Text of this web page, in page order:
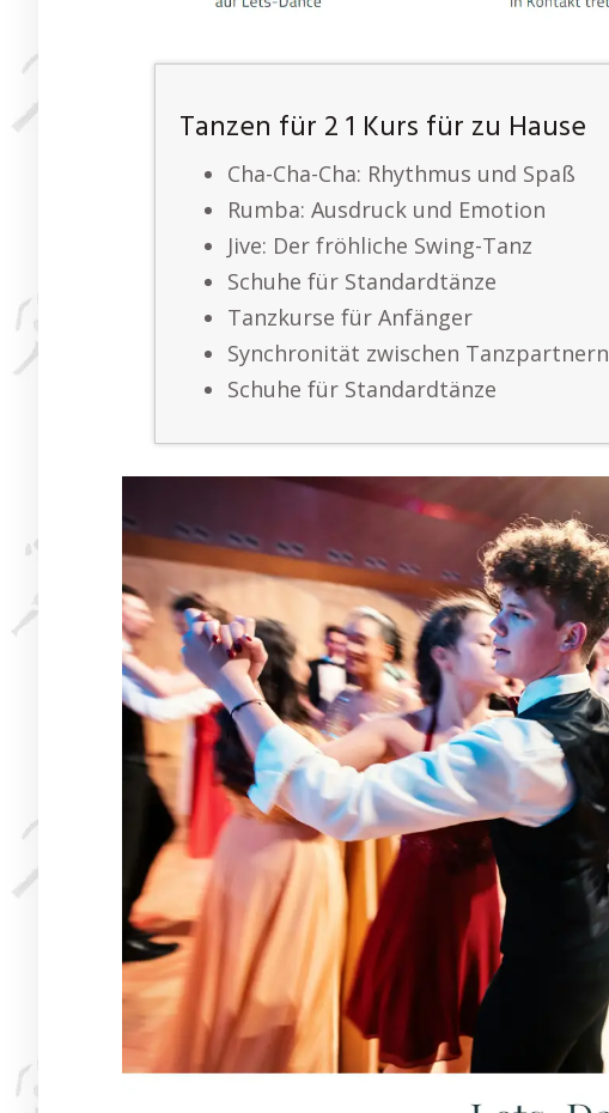
Tanzen für 2 1 Kurs für zu Hause
Cha-Cha-Cha: Rhythmus und Spaß
Rumba: Ausdruck und Emotion
Jive: Der fröhliche Swing-Tanz
Schuhe für Standardtänze
Tanzkurse für Anfänger
Synchronität zwischen Tanzpartnern
Schuhe für Standardtänze